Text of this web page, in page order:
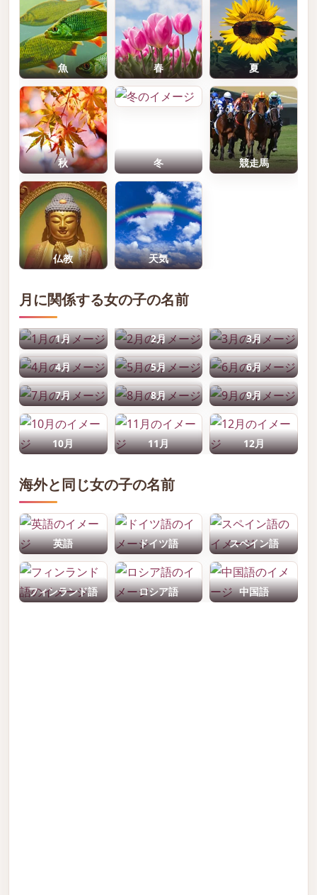
魚 春 夏
秋 冬 競走馬
仏教 天気
月に関係する女の子の名前
1月 2月 3月
4月 5月 6月
7月 8月 9月
10月 11月 12月
海外と同じ女の子の名前
英語 ドイツ語 スペイン語
フィンランド語 ロシア語 中国語